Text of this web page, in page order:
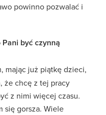
powinno pozwalać i
być czynną
mając już piątkę dzieci,
że chcę z tej pracy
z nimi więcej czasu.
się gorsza. Wiele